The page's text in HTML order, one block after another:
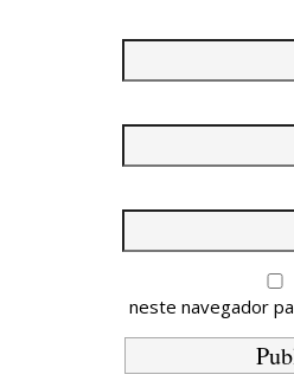
neste navegador